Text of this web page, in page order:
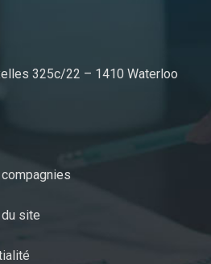
325c/22 – 1410 Waterloo
site